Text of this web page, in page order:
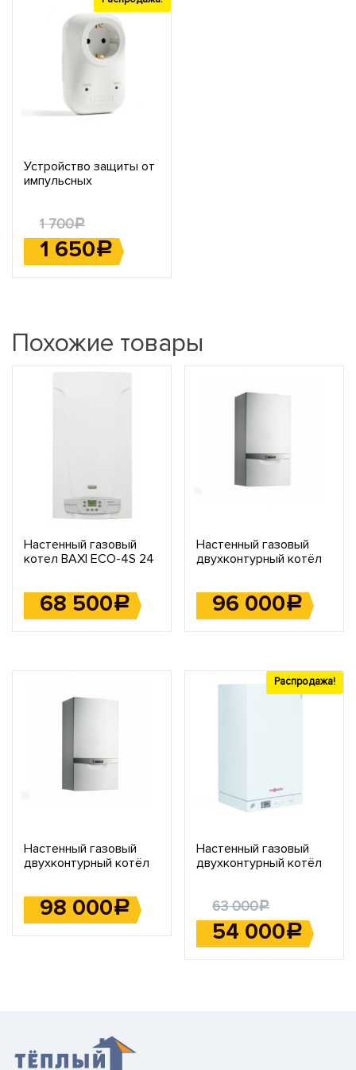
Устройство защиты от
импульсных
АС1 700Р
1 650Р
Похожие товары
Настенный газовый
котел BAXI ECO-4S 24
68 500Р
Настенный газовый
двухконтурный котёл
96 000Р
Настенный газовый
двухконтурный котёл
98 000Р
Распродажа!
Настенный газовый
двухконтурный котёл
кВт A1JB011
63 000Р
54 000Р